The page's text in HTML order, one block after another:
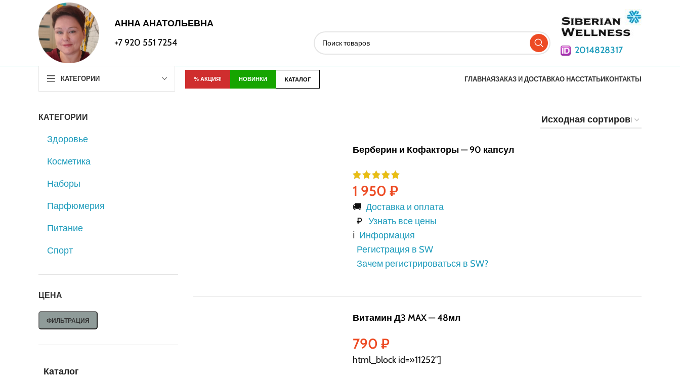
АННА АНАТОЛЬЕВНА
+7 920 551 7254
2014828317
КАТЕГОРИИ % АКЦИЯ! НОВИНКИ КАТАЛОГ ГЛАВНАЯЗАКАЗ И ДОСТАВКАО НАССТАТЬИКОНТАКТЫ
КАТЕГОРИИ
Здоровье
Косметика
Наборы
Парфюмерия
Питание
Спорт
ЦЕНА
ФИЛЬТРАЦИЯ
Каталог
Берберин и Кофакторы — 90 капсул
1 950 ₽
🚚 Доставка и оплата
₽ Узнать все цены
ℹ️ Информация
Регистрация в SW
Зачем регистрироваться в SW?
Витамин Д3 MAX — 48мл
790 ₽
html_block id=»11252″]